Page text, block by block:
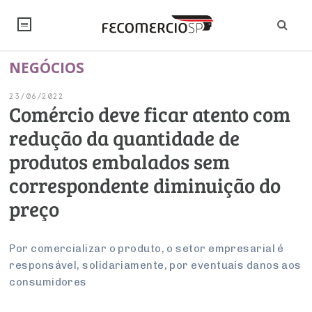
NOTÍCIAS
Artigos
Institucional
Debates Fecomercio-SP
PROJETOS ESPECIAIS:
UM BRASIL
Economia
Pesquisas
Brasil
Internacional
Modernização do Estado
Economia Digital
Legislação
Trabalho
Reforma Tributária
Negócios
Atacado
Sustentabilidade
Últimas Notícias
SINDICATOS
PESQUISAS
FALE CONOSCO
INSTITUCIONAL
Imprensa
CONSELHOS
Conselho de Turismo
EMPRESAS
NEGÓCIOS
23/06/2022
Comércio deve ficar atento com
redução da quantidade de
produtos embalados sem
correspondente diminuição do
preço
Por comercializar o produto, o setor empresarial é
responsável, solidariamente, por eventuais danos aos
consumidores